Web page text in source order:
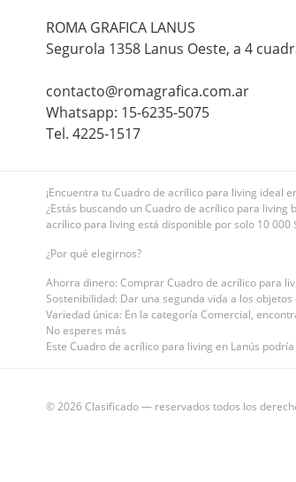
ROMA GRAFICA LANUS
Segurola 1358 Lanus Oeste, a 4
contacto@romagrafica.com.ar
Whatsapp: 15-6235-5075
Tel. 4225-1517
¡Encuentra tu Cuadro de acrílico para living ideal
¿Estás buscando un Cuadro de acrílico para
acrílico para living está disponible por solo 10
¿Por qué elegirnos?
Ahorra dinero: Comprar Cuadro de acrílico para
Sostenibilidad: Dar una segunda vida a los
Variedad única: En la categoría Comercial,
No esperes más
Este Cuadro de acrílico para living en Lanús
© 2026 Clasificado — reservados todos los